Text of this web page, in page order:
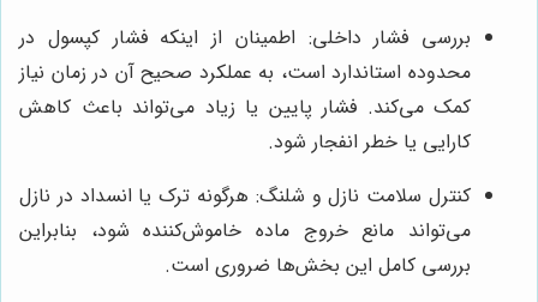
بررسی فشار داخلی: اطمینان از اینکه فشار کپسول در
محدوده استاندارد است، به عملکرد صحیح آن در زمان نیاز
کمک می‌کند. فشار پایین یا زیاد می‌تواند باعث کاهش
کارایی یا خطر انفجار شود.
کنترل سلامت نازل و شلنگ: هرگونه ترک یا انسداد در نازل
می‌تواند مانع خروج ماده خاموش‌کننده شود، بنابراین
بررسی کامل این بخش‌ها ضروری است.